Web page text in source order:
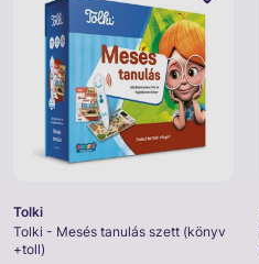
Tolki
Tolki - Mesés tanulás szett (könyv
+toll)